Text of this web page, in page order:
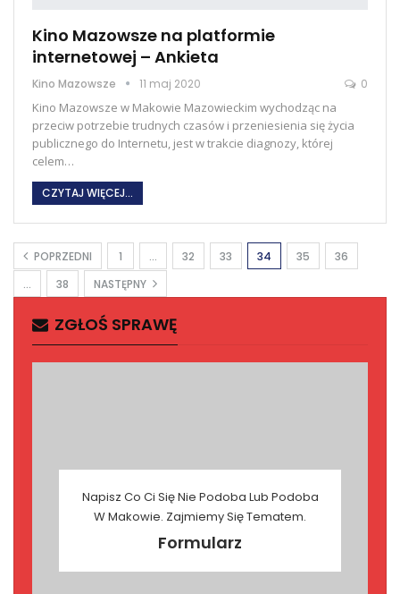
Kino Mazowsze na platformie
internetowej – Ankieta
Kino Mazowsze 11 maj 2020 0
Kino Mazowsze w Makowie Mazowieckim wychodząc na
przeciw potrzebie trudnych czasów i przeniesienia się życia
publicznego do Internetu, jest w trakcie diagnozy, której
celem…
CZYTAJ WIĘCEJ...
POPRZEDNI 1 … 32 33 34 35
36
…
38 NASTĘPNY
ZGŁOŚ SPRAWĘ
Napisz Co Ci Się Nie Podoba Lub Podoba
W Makowie. Zajmiemy Się Tematem.
Formularz